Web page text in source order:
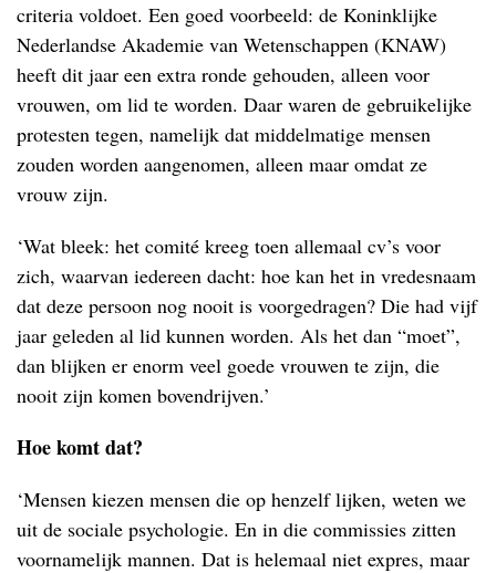
criteria voldoet. Een goed voorbeeld: de Koninklijke
Nederlandse Akademie van Wetenschappen (KNAW)
heeft dit jaar een extra ronde gehouden, alleen voor
vrouwen, om lid te worden. Daar waren de gebruikelijke
protesten tegen, namelijk dat middelmatige mensen
zouden worden aangenomen, alleen maar omdat ze
vrouw zijn.
‘Wat bleek: het comité kreeg toen allemaal cv’s voor
zich, waarvan iedereen dacht: hoe kan het in vredesnaam
dat deze persoon nog nooit is voorgedragen? Die had vijf
jaar geleden al lid kunnen worden. Als het dan “moet”,
dan blijken er enorm veel goede vrouwen te zijn, die
nooit zijn komen bovendrijven.’
Hoe komt dat?
‘Mensen kiezen mensen die op henzelf lijken, weten we
uit de sociale psychologie. En in die commissies zitten
voornamelijk mannen. Dat is helemaal niet expres, maar